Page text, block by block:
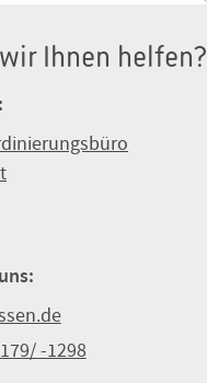
Ihnen helfen?
-1298